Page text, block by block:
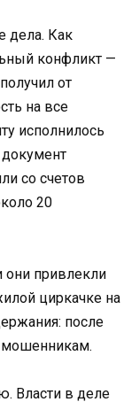
дела. Как
конфликт —
от
на все
исполнилось
документ
со счетов
20
они привлекли
циркачке на
после
мошенникам.
Власти в деле